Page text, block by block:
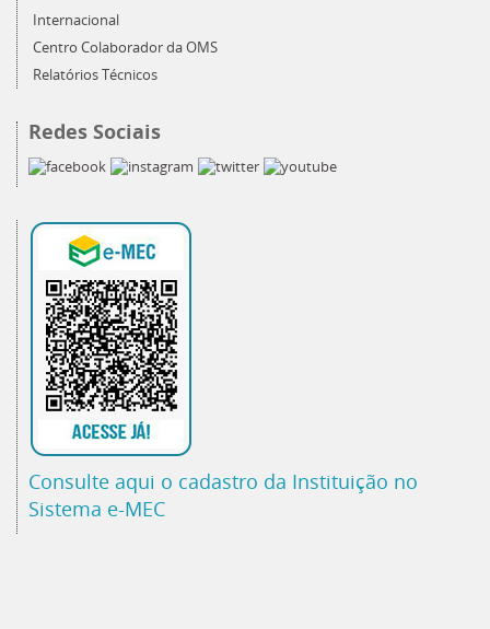
Internacional
Centro Colaborador da OMS
Relatórios Técnicos
Redes Sociais
Consulte aqui o cadastro da Instituição no
Sistema e-MEC